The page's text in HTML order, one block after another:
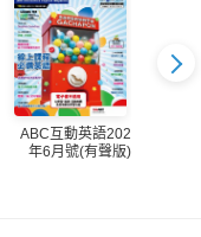
ABC互動英語2026
年6月號(有聲版)